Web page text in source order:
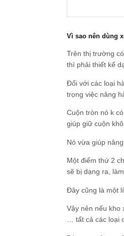
Vì sao nên dùng
Trên thị trường
thì phải thiết kế
Đối với các loại
trọng việc nâng
Cuộn tròn nó k
giúp giữ cuộn
Nó vừa giúp
Một điểm thứ 2
sẽ bị dạng ra,
Đây cũng là một
Vậy nên nếu kho
… tất cả các loại